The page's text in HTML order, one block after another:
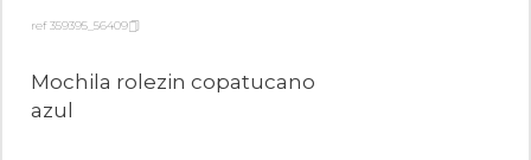
ref 359395_56409
Mochila rolezin copatucano
azul